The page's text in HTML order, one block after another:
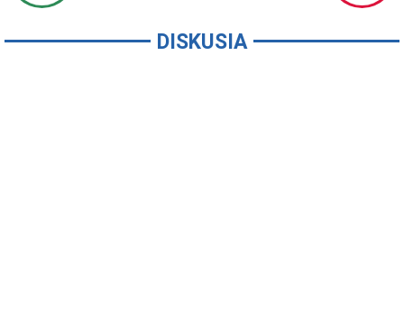
DISKUSIA